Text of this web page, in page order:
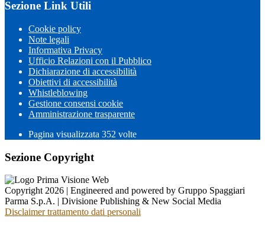
Sezione Link Utili
Cookie policy
Note legali
Informativa Privacy
Ufficio Relazioni con il Pubblico
Dichiarazione di accessibilità
Obiettivi di accessibilità
Whistleblowing
Gestione consensi cookie
Amministrazione trasparente
Pagina visualizzata 352 volte
Sezione Copyright
Copyright 2026 | Engineered and powered by Gruppo Spaggiari
Parma S.p.A. | Divisione Publishing & New Social Media
Disclaimer trattamento dati personali